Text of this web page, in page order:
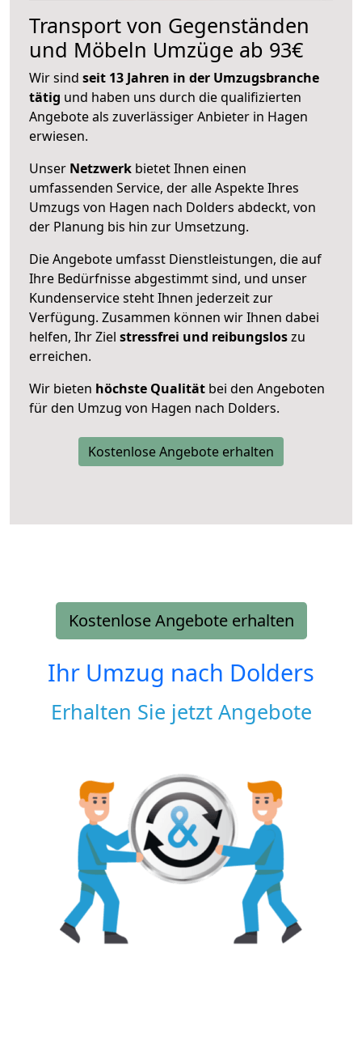
Transport von Gegenständen
und Möbeln Umzüge ab 93€
Wir sind seit 13 Jahren in der Umzugsbranche
tätig und haben uns durch die qualifizierten
Angebote als zuverlässiger Anbieter in Hagen
erwiesen.
Unser Netzwerk bietet Ihnen einen
umfassenden Service, der alle Aspekte Ihres
Umzugs von Hagen nach Dolders abdeckt, von
der Planung bis hin zur Umsetzung.
Die Angebote umfasst Dienstleistungen, die auf
Ihre Bedürfnisse abgestimmt sind, und unser
Kundenservice steht Ihnen jederzeit zur
Verfügung. Zusammen können wir Ihnen dabei
helfen, Ihr Ziel stressfrei und reibungsloszu
erreichen.
Wir bieten höchste Qualität bei den Angeboten
für den Umzug von Hagen nach Dolders.
Kostenlose Angebote erhalten
Kostenlose Angebote erhalten
Ihr Umzug nach Dolders
Erhalten Sie jetzt Angebote